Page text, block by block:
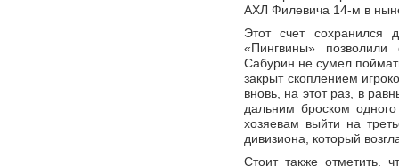
АХЛ Филевича 14-м в
Этот счет сохранился
«Пингвины» позволили
Сабурин не сумел
закрыт скоплением
вновь, на этот раз, в
дальним броском
хозяевам выйти на
дивизиона, который
Стоит также отметить,